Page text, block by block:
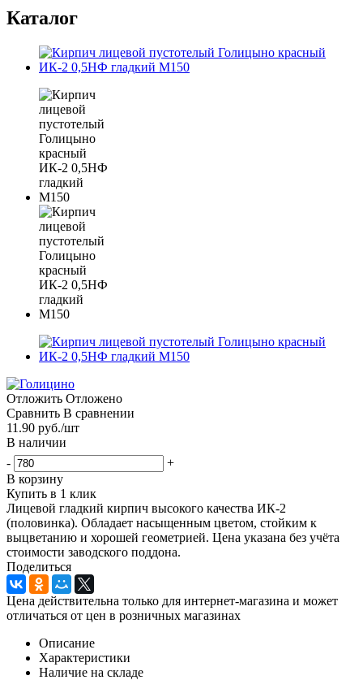
Каталог
Отложить Отложено
Сравнить В сравнении
11.90 руб./шт
В наличии
-
+
В корзину
Купить в 1 клик
Лицевой гладкий кирпич высокого качества ИК-2
(половинка). Обладает насыщенным цветом, стойким к
выцветанию и хорошей геометрией. Цена указана без учёта
стоимости заводского поддона.
Поделиться
Цена действительна только для интернет-магазина и может
отличаться от цен в розничных магазинах
Описание
Характеристики
Наличие на складе